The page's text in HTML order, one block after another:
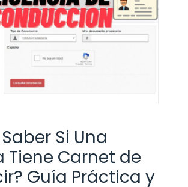
Si Una
Tiene Carnet de
Guía Práctica y